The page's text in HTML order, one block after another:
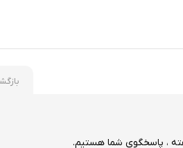
، پاسخگوی شما هستیم.